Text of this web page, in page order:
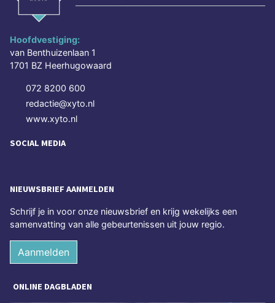
Hoofdvestiging:
van Benthuizenlaan 1
1701 BZ Heerhugowaard
072 8200 600
redactie@xyto.nl
www.xyto.nl
SOCIAL MEDIA
NIEUWSBRIEF AANMELDEN
Schrijf je in voor onze nieuwsbrief en krijg wekelijks een
samenvatting van alle gebeurtenissen uit jouw regio.
Aanmelden
ONLINE DAGBLADEN